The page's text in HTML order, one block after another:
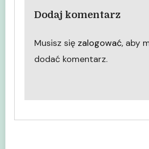
Dodaj komentarz
Musisz się zalogować, aby
dodać komentarz.